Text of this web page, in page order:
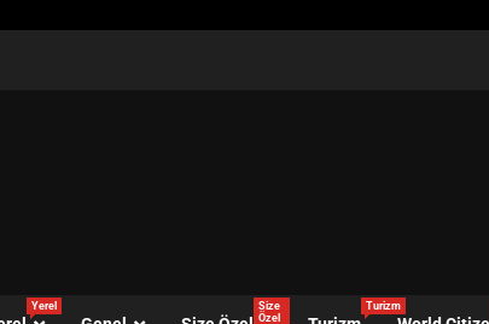
Yerel
Size
Özel
Turizm